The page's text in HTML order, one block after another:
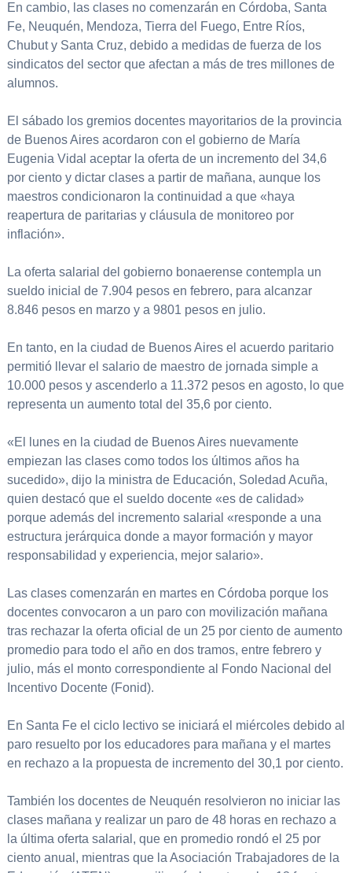
En cambio, las clases no comenzarán en Córdoba, Santa
Fe, Neuquén, Mendoza, Tierra del Fuego, Entre Ríos,
Chubut y Santa Cruz, debido a medidas de fuerza de los
sindicatos del sector que afectan a más de tres millones de
alumnos.
El sábado los gremios docentes mayoritarios de la provincia
de Buenos Aires acordaron con el gobierno de María
Eugenia Vidal aceptar la oferta de un incremento del 34,6
por ciento y dictar clases a partir de mañana, aunque los
maestros condicionaron la continuidad a que «haya
reapertura de paritarias y cláusula de monitoreo por
inflación».
La oferta salarial del gobierno bonaerense contempla un
sueldo inicial de 7.904 pesos en febrero, para alcanzar
8.846 pesos en marzo y a 9801 pesos en julio.
En tanto, en la ciudad de Buenos Aires el acuerdo paritario
permitió llevar el salario de maestro de jornada simple a
10.000 pesos y ascenderlo a 11.372 pesos en agosto, lo que
representa un aumento total del 35,6 por ciento.
«El lunes en la ciudad de Buenos Aires nuevamente
empiezan las clases como todos los últimos años ha
sucedido», dijo la ministra de Educación, Soledad Acuña,
quien destacó que el sueldo docente «es de calidad»
porque además del incremento salarial «responde a una
estructura jerárquica donde a mayor formación y mayor
responsabilidad y experiencia, mejor salario».
Las clases comenzarán en martes en Córdoba porque los
docentes convocaron a un paro con movilización mañana
tras rechazar la oferta oficial de un 25 por ciento de aumento
promedio para todo el año en dos tramos, entre febrero y
julio, más el monto correspondiente al Fondo Nacional del
Incentivo Docente (Fonid).
En Santa Fe el ciclo lectivo se iniciará el miércoles debido al
paro resuelto por los educadores para mañana y el martes
en rechazo a la propuesta de incremento del 30,1 por ciento.
También los docentes de Neuquén resolvieron no iniciar las
clases mañana y realizar un paro de 48 horas en rechazo a
la última oferta salarial, que en promedio rondó el 25 por
ciento anual, mientras que la Asociación Trabajadores de la